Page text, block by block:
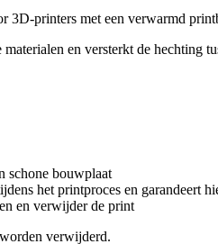
3D-printers met een verwarmd
en versterkt de hechting
schone bouwplaat
het printproces en garandeert
en verwijder de print
verwijderd.